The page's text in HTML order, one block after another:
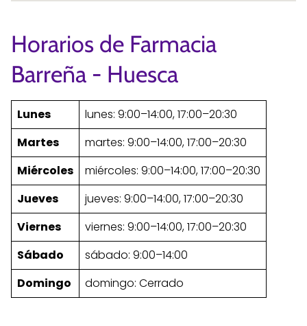
Horarios de Farmacia
Barreña - Huesca
Lunes
lunes: 9:00–14:00, 17:00–20:30
Martes
martes: 9:00–14:00, 17:00–20:30
Miércoles
miércoles: 9:00–14:00, 17:00–20:30
Jueves
jueves: 9:00–14:00, 17:00–20:30
Viernes
viernes: 9:00–14:00, 17:00–20:30
Sábado
sábado: 9:00–14:00
Domingo
domingo: Cerrado